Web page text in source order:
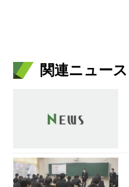
関連ニュース